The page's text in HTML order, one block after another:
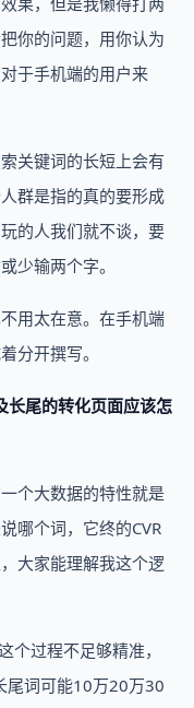
你的问题，用你认为
于手机端的用户来
关键词的长短上会有
群是指的真的要形成
的人我们就不谈，要
少输两个字。
用太在意。在手机端
分开撰写。
长尾的转化页面应该怎
个大数据的特性就是
哪个词，它终的CVR
大家能理解我这个逻
个过程不足够精准，
尾词可能10万20万30